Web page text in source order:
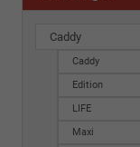
Caddy
Caddy
Edition
LIFE
Maxi